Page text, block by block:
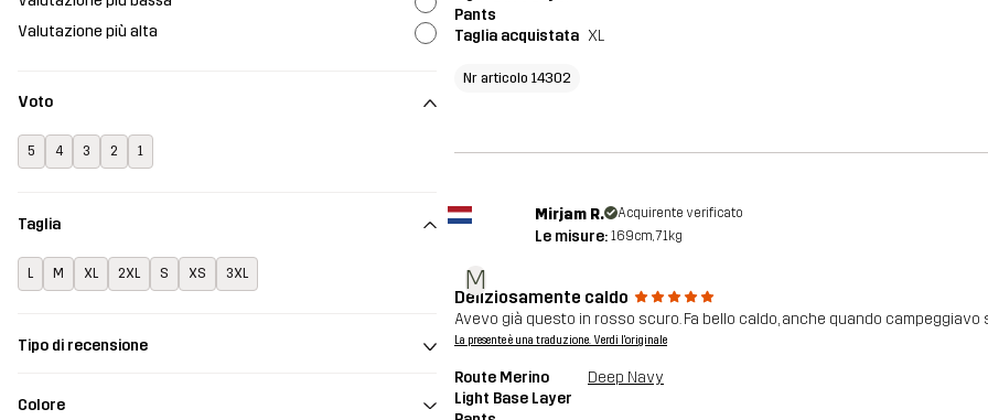
Valutazione più alta
Voto
5 4 3 2 1
Taglia
L M XL 2XL S XS 3XL
Tipo di recensione
Colore
Pants
Taglia acquistata XL
Nr articolo 14302
M
Mirjam R. Acquirente verificato
Le misure: 169cm, 71kg
Deliziosamente caldo
Avevo già questo in rosso scuro. Fa bello caldo, anche quando
La presente è una traduzione. Verdi l'originale
Route Merino
Light Base Layer
Deep Navy